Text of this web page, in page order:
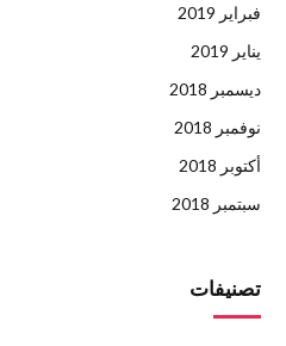
فبراير 2019
يناير 2019
ديسمبر 2018
نوفمبر 2018
أكتوبر 2018
سبتمبر 2018
تصنيفات